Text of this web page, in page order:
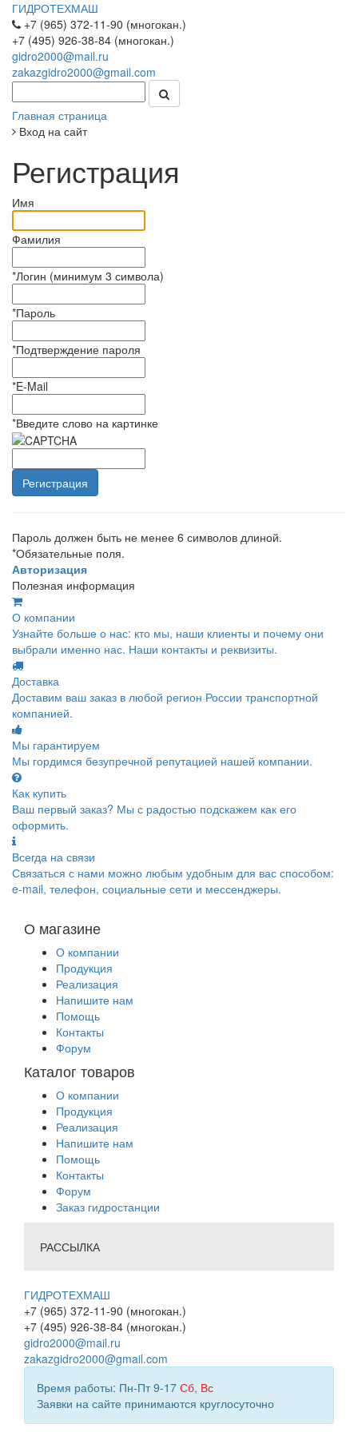
ГИДРОТЕХМАШ
+7 (965) 372-11-90 (многокан.)
+7 (495) 926-38-84 (многокан.)
gidro2000@mail.ru
zakazgidro2000@gmail.com
Главная страница
Вход на сайт
Регистрация
Имя
Фамилия
*Логин (минимум 3 символа)
*Пароль
*Подтверждение пароля
*E-Mail
*Введите слово на картинке
Пароль должен быть не менее 6 символов длиной.
*Обязательные поля.
Авторизация
Полезная информация
О компании
Узнайте больше о нас: кто мы, наши клиенты и почему они
выбрали именно нас. Наши контакты и реквизиты.
Доставка
Доставим ваш заказ в любой регион России транспортной
компанией.
Мы гарантируем
Мы гордимся безупречной репутацией нашей компании.
Как купить
Ваш первый заказ? Мы с радостью подскажем как его
оформить.
Всегда на связи
Связаться с нами можно любым удобным для вас способом:
e-mail, телефон, социальные сети и мессенджеры.
О магазине
О компании
Продукция
Реализация
Напишите нам
Помощь
Контакты
Форум
Каталог товаров
О компании
Продукция
Реализация
Напишите нам
Помощь
Контакты
Форум
Заказ гидростанции
РАССЫЛКА
ГИДРОТЕХМАШ
+7 (965) 372-11-90 (многокан.)
+7 (495) 926-38-84 (многокан.)
gidro2000@mail.ru
zakazgidro2000@gmail.com
Время работы: Пн-Пт 9-17 Сб, Вс
Заявки на сайте принимаются круглосуточно